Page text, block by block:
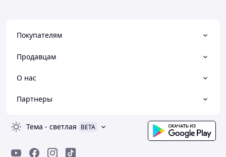
Покупателям
Продавцам
О нас
Партнеры
Тема - светлая BETA